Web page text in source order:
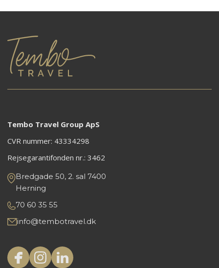
Tembo Travel Group ApS
CVR nummer: 43334298
Rejsegarantifonden nr.: 3462
Bredgade 50, 2. sal 7400
Herning
70 60 35 55
info@tembotravel.dk